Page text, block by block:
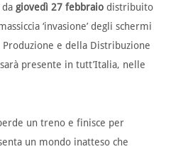
giovedì 27 febbraiodistribuito
‘invasione’ degli schermi
e della Distribuzione
sarà presente in tutt’Italia, nelle
un treno e finisce per
un mondo inatteso che